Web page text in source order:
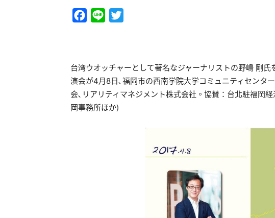
Facebook
Line
台湾ウオッチャーとして著名なジャーナリストの野嶋 剛
演会が4月8日､福岡市の西南学院大学コミュニティセンタ
会､リアリティマネジメント株式会社。協賛：台北駐福岡
岡事務所ほか)